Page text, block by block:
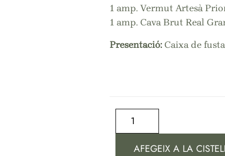
1 amp. Vermut Artesà
1 amp. Cava Brut Real
Presentació: Caixa de
AFEGEIX A LA